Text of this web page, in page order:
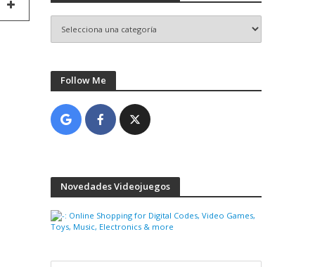
Follow Me
Novedades Videojuegos